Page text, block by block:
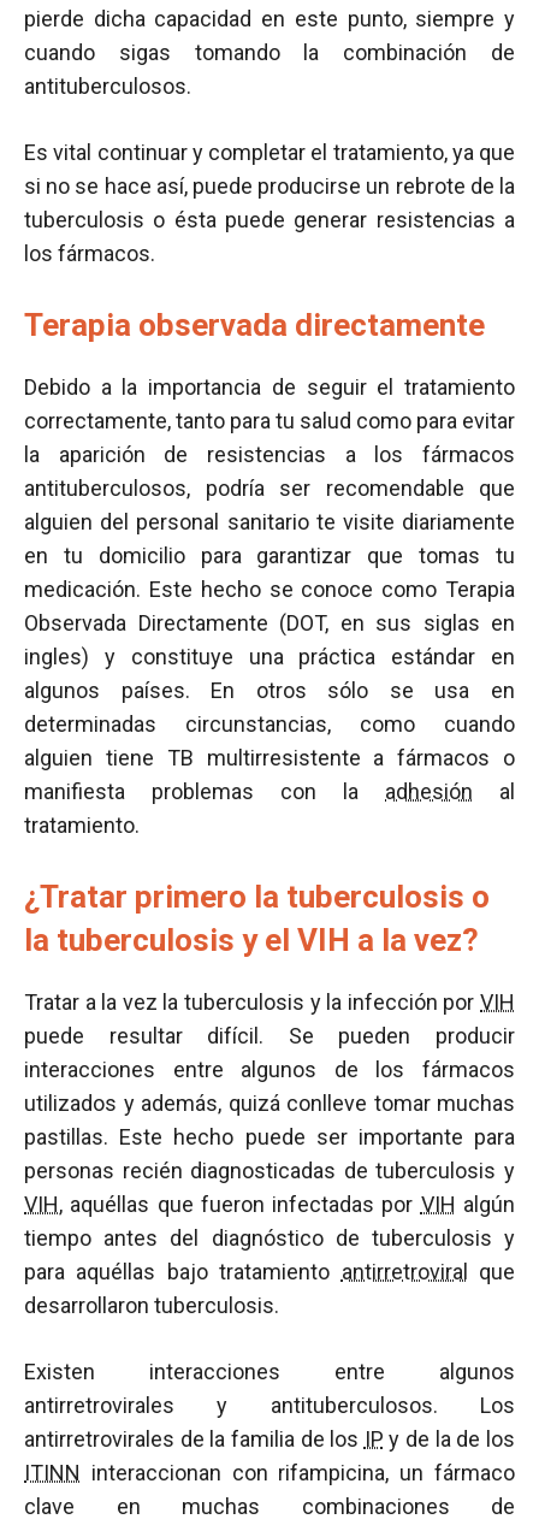
pierde dicha capacidad en este punto, siempre y
cuando sigas tomando la combinación de
antituberculosos.
Es vital continuar y completar el tratamiento, ya que
si no se hace así, puede producirse un rebrote de la
tuberculosis o ésta puede generar resistencias a
los fármacos.
Terapia observada directamente
Debido a la importancia de seguir el tratamiento
correctamente, tanto para tu salud como para evitar
la aparición de resistencias a los fármacos
antituberculosos, podría ser recomendable que
alguien del personal sanitario te visite diariamente
en tu domicilio para garantizar que tomas tu
medicación. Este hecho se conoce como Terapia
Observada Directamente (DOT, en sus siglas en
ingles) y constituye una práctica estándar en
algunos países. En otros sólo se usa en
determinadas circunstancias, como cuando
alguien tiene TB multirresistente a fármacos o
manifiesta problemas con la adhesión al
tratamiento.
¿Tratar primero la tuberculosis o
la tuberculosis y el VIH a la vez?
Tratar a la vez la tuberculosis y la infección por VIH
puede resultar difícil. Se pueden producir
interacciones entre algunos de los fármacos
utilizados y además, quizá conlleve tomar muchas
pastillas. Este hecho puede ser importante para
personas recién diagnosticadas de tuberculosis y
VIH, aquéllas que fueron infectadas por VIH algún
tiempo antes del diagnóstico de tuberculosis y
para aquéllas bajo tratamiento antirretroviral
que
desarrollaron tuberculosis.
Existen interacciones entre algunos
antirretrovirales y antituberculosos. Los
antirretrovirales de la familia de los IP y de la de los
ITINN interaccionan con rifampicina, un fármaco
clave en muchas combinaciones de